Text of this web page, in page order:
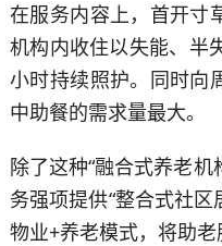
在服务内容上，首开寸
机构内收住以失能、半
小时持续照护。同时向
中助餐的需求量最大。
除了这种“融合式养老
务强项提供“整合式社区
物业+养老模式，将助老